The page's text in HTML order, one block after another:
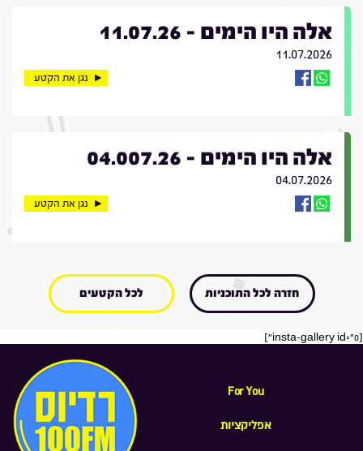
אלה היו הימים - 11.07.26
11.07.2026
נגן את הקטע
אלה היו הימים - 04.007.26
04.07.2026
נגן את הקטע
חזרה לכל התוכניות לכל הקטעים
[insta-gallery id="0"]
For You
אפליקציות